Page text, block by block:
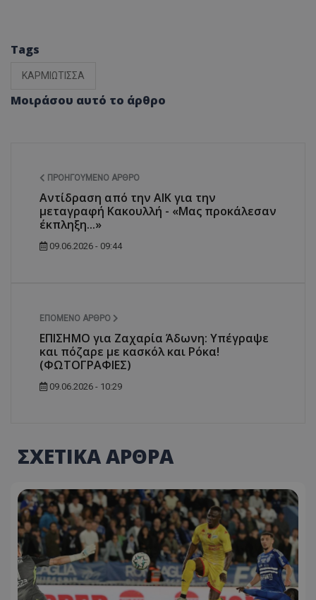
Tags
ΚΑΡΜΙΩΤΙΣΣΑ
Μοιράσου αυτό το άρθρο
ΠΡΟΗΓΟΎΜΕΝΟ ΆΡΘΡΟ
Αντίδραση από την ΑΙΚ για την
μεταγραφή Κακουλλή - «Μας προκάλεσαν
έκπληξη...»
09.06.2026 - 09:44
ΕΠΌΜΕΝΟ ΆΡΘΡΟ
ΕΠΙΣΗΜΟ για Ζαχαρία Άδωνη: Υπέγραψε
και πόζαρε με κασκόλ και Ρόκα!
(ΦΩΤΟΓΡΑΦΙΕΣ)
09.06.2026 - 10:29
ΣΧΕΤΙΚΑ ΑΡΘΡΑ